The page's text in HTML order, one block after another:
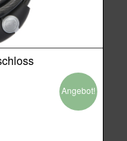
Angebot!